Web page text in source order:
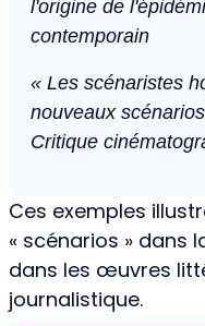
l'origine de
contemporain
« Les scénaristes
nouveaux
Critique
Ces exemples
« scénarios » dans
dans les œuvres
journalistique.